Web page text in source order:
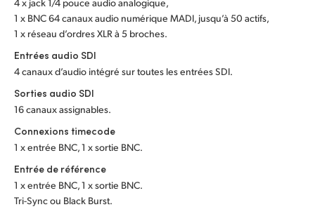
Ukraine
United States
1 x BNC 64 canaux audio numérique MADI, jusqu’à 50 actifs,
1 x réseau d’ordres XLR à 5 broches.
Entrées audio SDI
4 canaux d’audio intégré sur toutes les entrées SDI.
Sorties audio SDI
16 canaux assignables.
Connexions timecode
1 x entrée BNC, 1 x sortie BNC.
Entrée de référence
1 x entrée BNC, 1 x sortie BNC.
Tri-Sync ou Black Burst.